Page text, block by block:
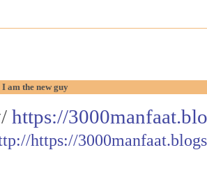
I am the new guy
https://
https://